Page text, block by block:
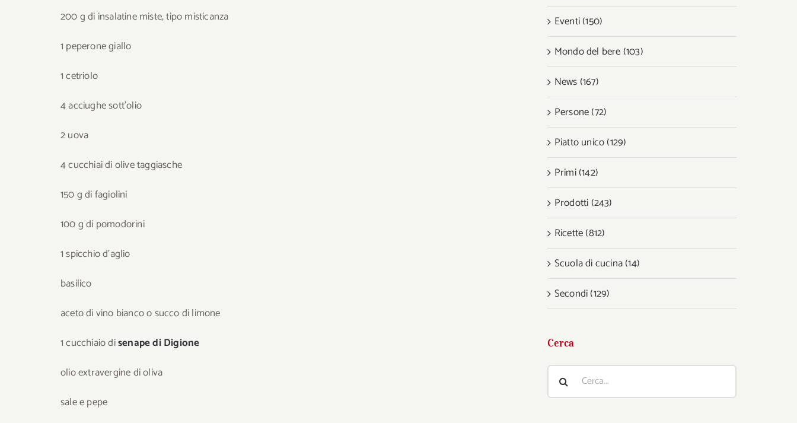
200 g di insalatine miste, tipo misticanza
1 peperone giallo
1 cetriolo
4 acciughe sott’olio
2 uova
4 cucchiai di olive taggiasche
150 g di fagiolini
100 g di pomodorini
1 spicchio d’aglio
basilico
aceto di vino bianco o succo di limone
1 cucchiaio disenape di Digione
olio extravergine di oliva
sale e pepe
Eventi (150)
Mondo del bere (103)
News (167)
Persone (72)
Piatto unico (129)
Primi (142)
Prodotti (243)
Ricette (812)
Scuola di cucina (14)
Secondi (129)
Cerca
Cerca
per: